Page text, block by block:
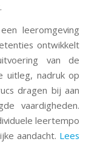
leeromgeving
ontwikkelt
van de
uitleg, nadruk op
dragen bij aan
vaardigheden.
leertempo
aandacht. Lees